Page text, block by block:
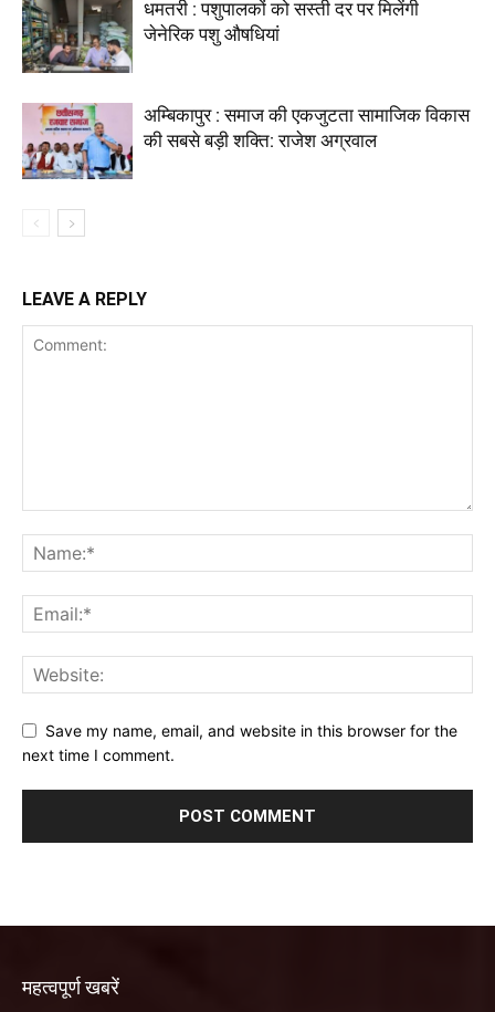
धमतरी : पशुपालकों को सस्ती दर पर मिलेंगी
जेनेरिक पशु औषधियां
अम्बिकापुर : समाज की एकजुटता सामाजिक विकास
की सबसे बड़ी शक्ति: राजेश अग्रवाल
LEAVE A REPLY
Save my name, email, and website in this browser for the
next time I comment.
महत्वपूर्ण खबरें